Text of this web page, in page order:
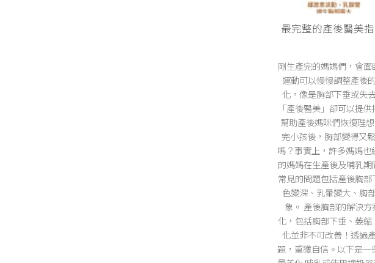
最完整的產後醫美
剛生產完的媽媽們，會
運動可以慢慢調整產後
化，像是胸部下垂或失
「產後醫美」卻可以提
幫助產後媽咪們恢復理
完小孩後，胸部變得又
嗎？事實上，許多媽媽
的媽媽在生產後及哺乳
常見的問題包括產後胸
色變深、乳暈變大、胸
象。 產後胸部的解決
化，包括胸部下垂、萎
化並非不可改善！透過
題，重獲自信。以下是